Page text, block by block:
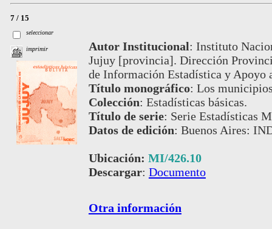
7 / 15
seleccionar
imprimir Autor Institucional: Instituto
Jujuy [provincia]. Dirección
de Información Estadística y
Título monográfico: Los
Colección: Estadísticas básicas.
Título de serie: Serie Estadísticas
Datos de edición: Buenos Aires:
Ubicación: MI/426.10
Descargar: Documento
Otra información